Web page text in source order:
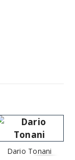
Dario Tonani